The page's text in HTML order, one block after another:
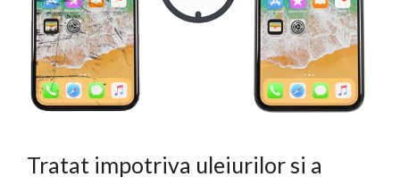
Tratat impotriva uleiurilor si a